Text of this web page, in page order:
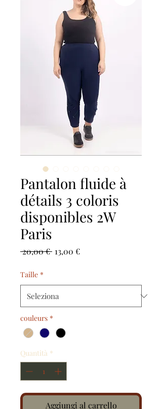
Pantalon fluide à
détails 3 coloris
disponibles 2W
Paris
20,00 € Prezzo
13,00 €Prezzo
Taille *
couleurs *
Quantità *
Aggiungi al carrello